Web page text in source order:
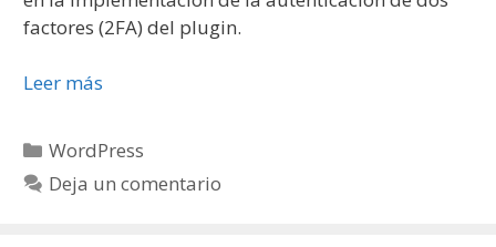
factores (2FA) del plugin.
Leer más
WordPress
Deja un comentario